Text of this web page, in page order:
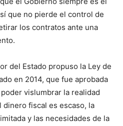
que no pierde el control de
los contratos ante una
del Estado propuso la Ley de
en 2014, que fue aprobada
vislumbrar la realidad
fiscal es escaso, la
y las necesidades de la